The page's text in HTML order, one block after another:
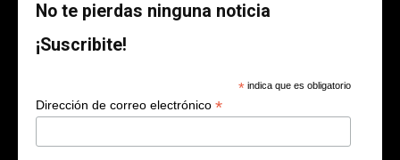
No te pierdas ninguna noticia
¡Suscribite!
* indica que es obligatorio
Dirección de correo electrónico *